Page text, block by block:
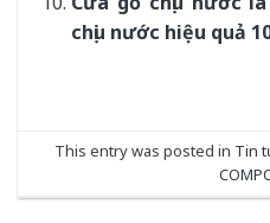
chịu nước hiệu quả
This entry was posted in Tin